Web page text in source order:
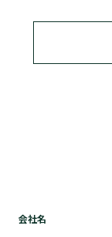
加盟店検索
会社名